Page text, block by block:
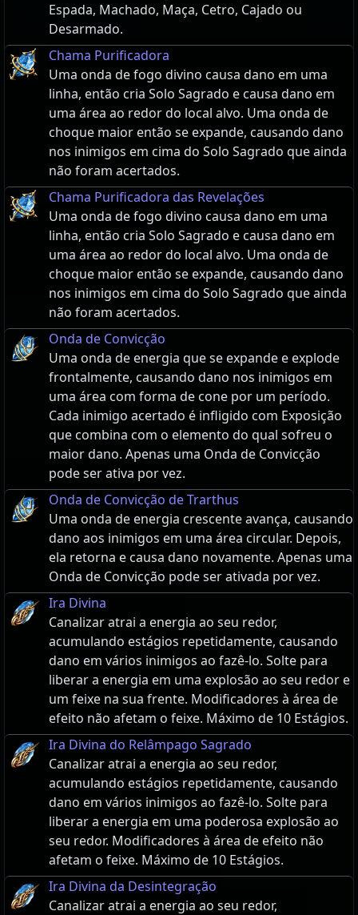
Espada, Machado, Maça, Cetro, Cajado ou
Desarmado.
Chama Purificadora
Uma onda de fogo divino causa dano em uma
linha, então cria Solo Sagrado e causa dano em
uma área ao redor do local alvo. Uma onda de
choque maior então se expande, causando dano
nos inimigos em cima do Solo Sagrado que ainda
não foram acertados.
Chama Purificadora das Revelações
Uma onda de fogo divino causa dano em uma
linha, então cria Solo Sagrado e causa dano em
uma área ao redor do local alvo. Uma onda de
choque maior então se expande, causando dano
nos inimigos em cima do Solo Sagrado que ainda
não foram acertados.
Onda de Convicção
Uma onda de energia que se expande e explode
frontalmente, causando dano nos inimigos em
uma área com forma de cone por um período.
Cada inimigo acertado é infligido com Exposição
que combina com o elemento do qual sofreu o
maior dano. Apenas uma Onda de Convicção
pode ser ativa por vez.
Onda de Convicção de Trarthus
Uma onda de energia crescente avança, causando
dano aos inimigos em uma área circular. Depois,
ela retorna e causa dano novamente. Apenas uma
Onda de Convicção pode ser ativada por vez.
Ira Divina
Canalizar atrai a energia ao seu redor,
acumulando estágios repetidamente, causando
dano em vários inimigos ao fazê-lo. Solte para
liberar a energia em uma explosão ao seu redor e
um feixe na sua frente. Modificadores à área de
efeito não afetam o feixe. Máximo de 10 Estágios.
Ira Divina do Relâmpago Sagrado
Canalizar atrai a energia ao seu redor,
acumulando estágios repetidamente, causando
dano em vários inimigos ao fazê-lo. Solte para
liberar a energia em uma poderosa explosão ao
seu redor. Modificadores à área de efeito não
afetam o feixe. Máximo de 10 Estágios.
Ira Divina da Desintegração
Canalizar atrai a energia ao seu redor,